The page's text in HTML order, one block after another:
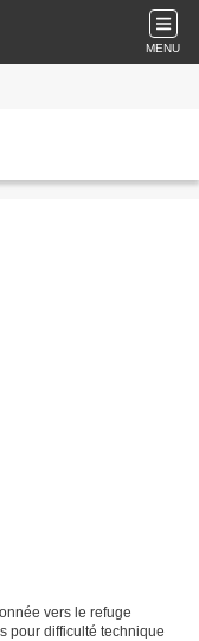
MENU
vers le refuge
pour difficulté technique